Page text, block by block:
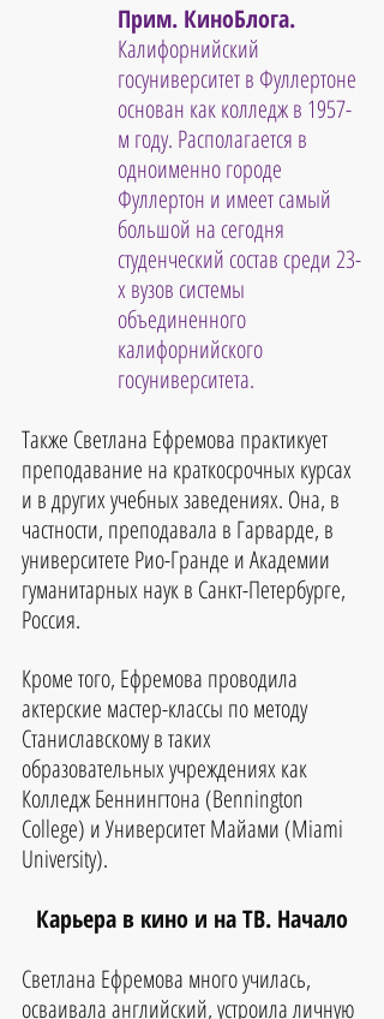
Прим. КиноБлога.
Калифорнийский
госуниверситет в Фуллертоне
основан как колледж в 1957-
м году. Располагается в
одноименно городе
Фуллертон и имеет самый
большой на сегодня
студенческий состав среди 23-
х вузов системы
объединенного
калифорнийского
госуниверситета.
Также Светлана Ефремова практикует
преподавание на краткосрочных курсах
и в других учебных заведениях. Она, в
частности, преподавала в Гарварде, в
университете Рио-Гранде и Академии
гуманитарных наук в Санкт-Петербурге,
Россия.
Кроме того, Ефремова проводила
актерские мастер-классы по методу
Станиславскому в таких
образовательных учреждениях как
Колледж Беннингтона (Bennington
College) и Университет Майами (Miami
University).
Карьера в кино и на ТВ. Начало
Светлана Ефремова много училась,
осваивала английский, устроила личную